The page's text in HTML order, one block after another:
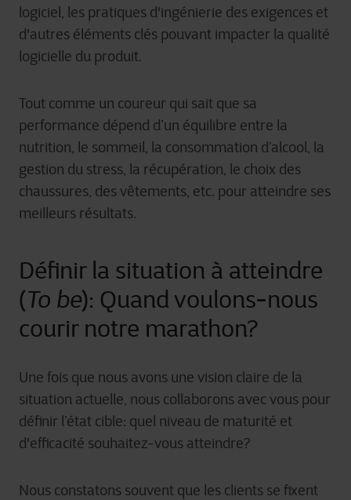
logiciel, les pratiques d'ingénierie des exigences et
d'autres éléments clés pouvant impacter la qualité
logicielle du produit.
Tout comme un coureur qui sait que sa
performance dépend d’un équilibre entre la
nutrition, le sommeil, la consommation d’alcool, la
gestion du stress, la récupération, le choix des
chaussures, des vêtements, etc. pour atteindre ses
meilleurs résultats.
Définir la situation à atteindre
(To be): Quand voulons-nous
courir notre marathon?
Une fois que nous avons une vision claire de la
situation actuelle, nous collaborons avec vous pour
définir l’état cible: quel niveau de maturité et
d'efficacité souhaitez-vous atteindre?
Nous constatons souvent que les clients se fixent